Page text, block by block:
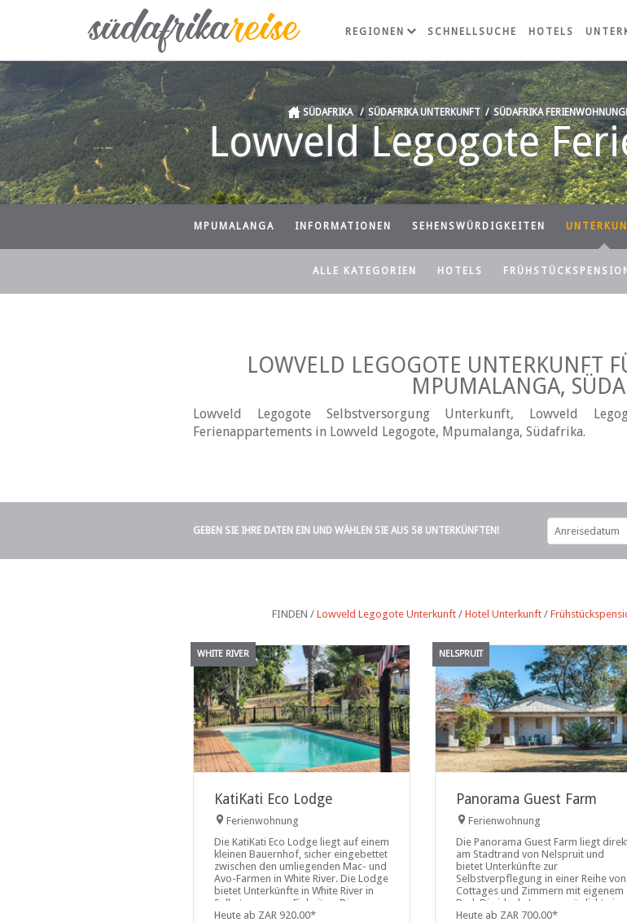
Lowveld Legogote
REGIONEN SCHNELLSUCHE HOTELS
SÜDAFRIKA / SÜDAFRIKA UNTERKUNFT / SÜDAFRIKA
MPUMALANGA INFORMATIONEN SEHENSWÜRDIGKEITEN
ALLE KATEGORIEN HOTELS
LOWVELD LEGOGOTE UNTERKUNFT
MPUMALANGA,
Lowveld Legogote Selbstversorgung Unterkunft, Lowveld
Ferienappartements in Lowveld Legogote, Mpumalanga, Südafrika.
GEBEN SIE IHRE DATEN EIN UND WÄHLEN SIE AUS 58 UNTERKÜNFTEN!
FINDEN / Lowveld Legogote Unterkunft/ Hotel Unterkunft/
WHITE RIVER
KatiKati Eco Lodge
Ferienwohnung
Die KatiKati Eco Lodge liegt auf einem
kleinen Bauernhof, sicher eingebettet
zwischen den umliegenden Mac- und
Avo-Farmen in White River. Die Lodge
bietet Unterkünfte in White River in
Selbstversorger-Einheiten. Die
Unterkünfte der KatiKati Eco Lodge
Heute ab ZAR 920.00*
NELSPRUIT
Panorama Guest Farm
Ferienwohnung
Die Panorama Guest Farm liegt
am Stadtrand von Nelspruit und
bietet Unterkünfte zur
Selbstverpflegung in einer Reihe von
Cottages und Zimmern mit eigenem
Bad. Die ideale Lage ermöglicht eine
einfache Erkundung der Panorama
Heute ab ZAR 700.00*